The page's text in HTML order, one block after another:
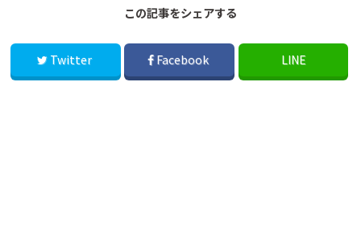
この記事をシェアする
Twitter Facebook LINE